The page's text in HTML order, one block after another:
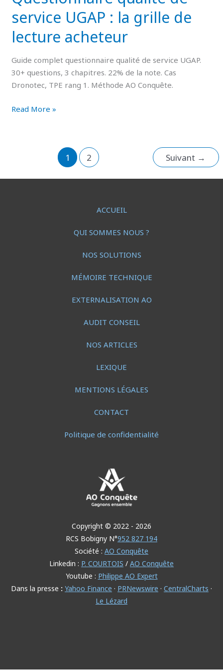
service UGAP : la grille de
lecture acheteur
Guide complet questionnaire qualité de service UGAP.
30+ questions, 3 chapitres. 22% de la note. Cas
Dronotec, TPE rang 1. Méthode AO Conquête.
Read More »
1 2 Suivant →
ACCUEIL
QUI SOMMES NOUS ?
NOS SOLUTIONS
MÉMOIRE TECHNIQUE
EXTERNALISATION AO
AUDIT CONSEIL
NOS ARTICLES
LEXIQUE
MENTIONS LÉGALES
CONTACT
Politique de confidentialité
Copyright © 2022 - 2026
RCS Bobigny N°952 827 194
Société : AO Conquête
Linkedin : P. COURTOIS / AO Conquête
Youtube : Philippe AO Expert
Dans la presse : Yahoo Finance · PRNewswire · CentralCharts ·
Le Lézard